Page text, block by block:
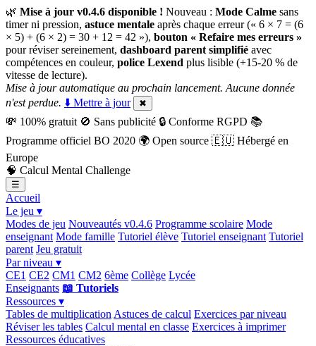
🌿 Mise à jour v0.4.6 disponible ! Nouveau : Mode Calme sans
timer ni pression, astuce mentale après chaque erreur (« 6 × 7 = (6
× 5) + (6 × 2) = 30 + 12 = 42 »), bouton « Refaire mes erreurs »
pour réviser sereinement, dashboard parent simplifié avec
compétences en couleur, police Lexend plus lisible (+15-20 % de
vitesse de lecture).
Mise à jour automatique au prochain lancement. Aucune donnée
n'est perdue. ⬇️ Mettre à jour ✖
💸 100% gratuit 🚫 Sans publicité 🔒 Conforme RGPD 📚
Programme officiel BO 2020 🌍 Open source 🇪🇺 Hébergé en
Europe
🧠 Calcul Mental Challenge
☰
Accueil
Le jeu ▾
Modes de jeu Nouveautés v0.4.6 Programme scolaire Mode
enseignant Mode famille Tutoriel élève Tutoriel enseignant Tutoriel
parent Jeu gratuit
Par niveau ▾
CE1 CE2 CM1 CM2 6ème Collège Lycée
Enseignants 📖 Tutoriels
Ressources ▾
Tables de multiplication Astuces de calcul Exercices par niveau
Réviser les tables Calcul mental en classe Exercices à imprimer
Ressources éducatives